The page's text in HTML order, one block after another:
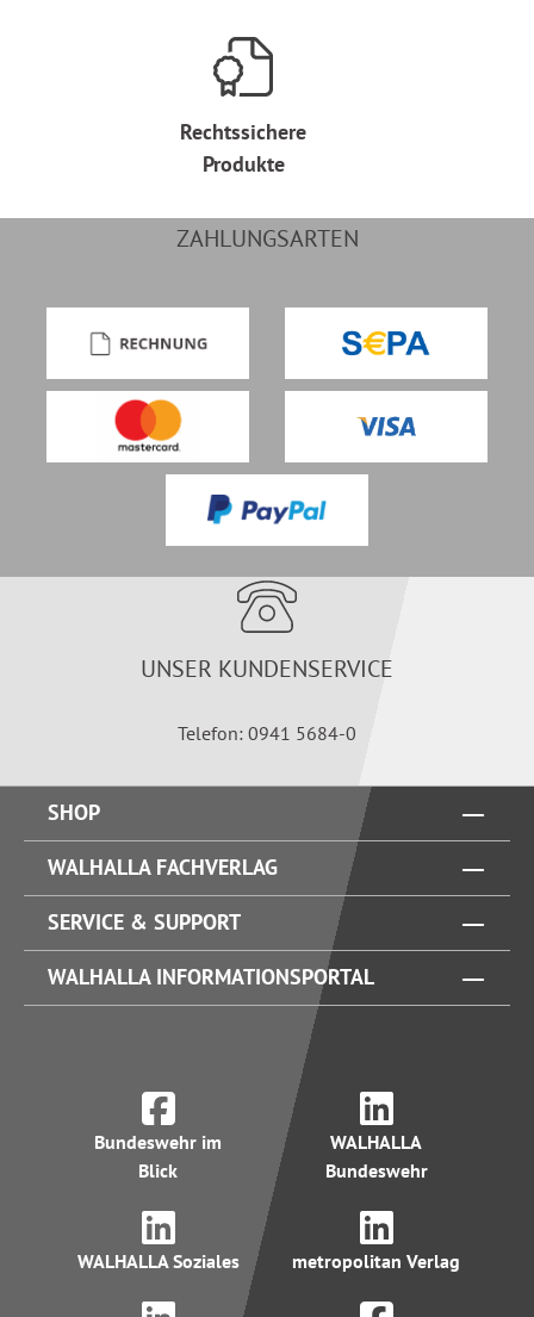
Rechtssichere
Produkte
ZAHLUNGSARTEN
UNSER KUNDENSERVICE
Telefon: 0941 5684-0
SHOP
WALHALLA FACHVERLAG
SERVICE & SUPPORT
WALHALLA INFORMATIONSPORTAL
Bundeswehr im
Blick
WALHALLA
Bundeswehr
WALHALLA Soziales metropolitan Verlag